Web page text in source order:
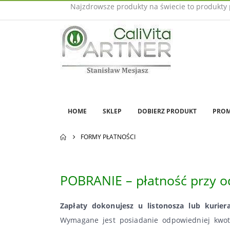
Najzdrowsze produkty na świecie to
HOME SKLEP DOBIERZ PRODUKT
FORMY PŁATNOŚCI
POBRANIE – płatność przy
Zapłaty dokonujesz u listonosza lub
Wymagane jest posiadanie odpowiedniej